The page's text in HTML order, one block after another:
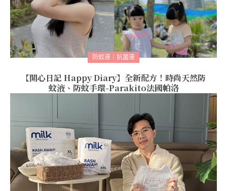
防蚊液｜抗菌液
【開心日記 Happy Diary】全新配方！時尚天然防
蚊液、防蚊手環-Parakito法國帕洛